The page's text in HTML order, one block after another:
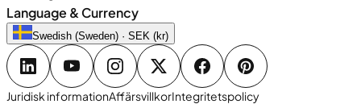
Language & Currency
Swedish (Sweden) · SEK (kr)
Juridisk informationAffärsvillkorIntegritetspolicy